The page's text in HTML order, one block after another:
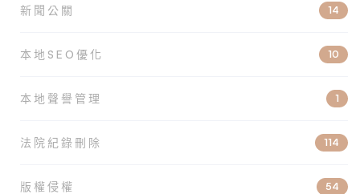
新聞公關 14
本地SEO優化 10
本地聲譽管理 1
法院紀錄刪除 114
版權侵權 54